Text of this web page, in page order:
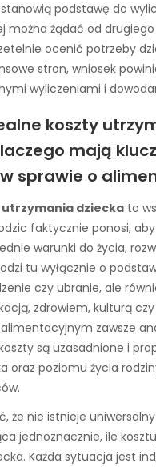
stanowią podstawę do
można żądać od
ocenić potrzeby
stron, wniosek
wyliczeniami i
koszty
mają
sprawie o
utrzymania dziecka to
faktycznie ponosi,
warunki do życia,
tu wyłącznie o
czy ubranie, ale
zdrowiem, kulturą czy
zawsze
są uzasadnione i
oraz poziomu życia
że nie istnieje
jednoznacznie, ile
Każda sytuacja jest